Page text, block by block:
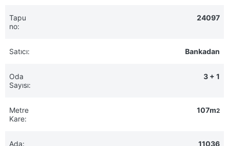
Tapu
no:
24097
Satıcı: Bankadan
Oda
Sayısı:
3 + 1
Metre
Kare:
107m2
Ada: 11036